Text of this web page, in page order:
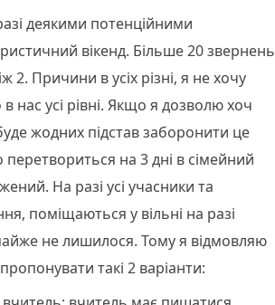
деякими потенційними
вікенд. Більше 20 звернень
2. Причини в усіх різні, я не хочу
нас усі рівні. Якщо я дозволю хоч
жодних підстав заборонити це
на 3 дні в сімейний
На разі усі учасники та
поміщаються у вільні на разі
не лишилося. Тому я відмовляю
такі 2 варіанти: